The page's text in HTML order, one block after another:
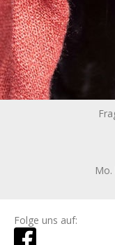
Mo.
Folge uns auf: